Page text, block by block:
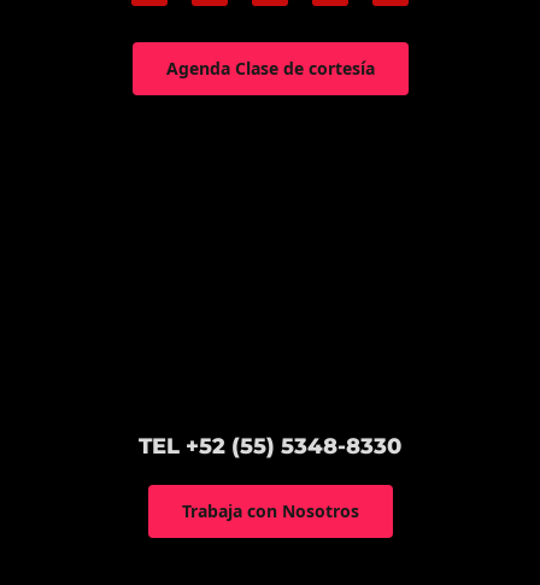
Agenda Clase de cortesía
TEL +52 (55) 5348-8330
Trabaja con Nosotros